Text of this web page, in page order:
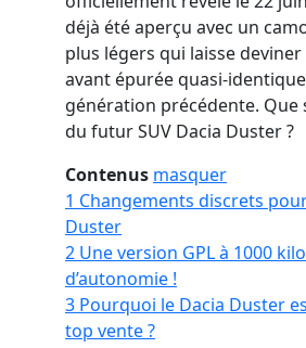
déjà été aperçu avec un
plus légers qui laisse
avant épurée quasi-
génération précédente. Que
du futur SUV Dacia Duster ?
Contenus masquer
1 Changements discrets
Duster
2 Une version GPL à 1000
d’autonomie !
3 Pourquoi le Dacia Duster
top vente ?